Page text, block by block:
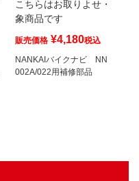
こちらはお取りよせ・予約対
象商品です
販売価格 ¥4,180税込
NANKAIバイクナビ NNV-
002A/022用補修部品